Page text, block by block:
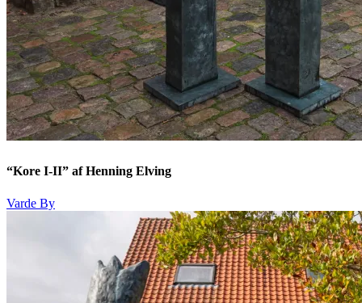
“Kore I-II” af Henning Elving
Varde By